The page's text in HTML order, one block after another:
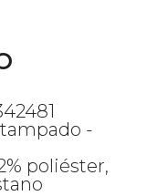
-
poliéster,